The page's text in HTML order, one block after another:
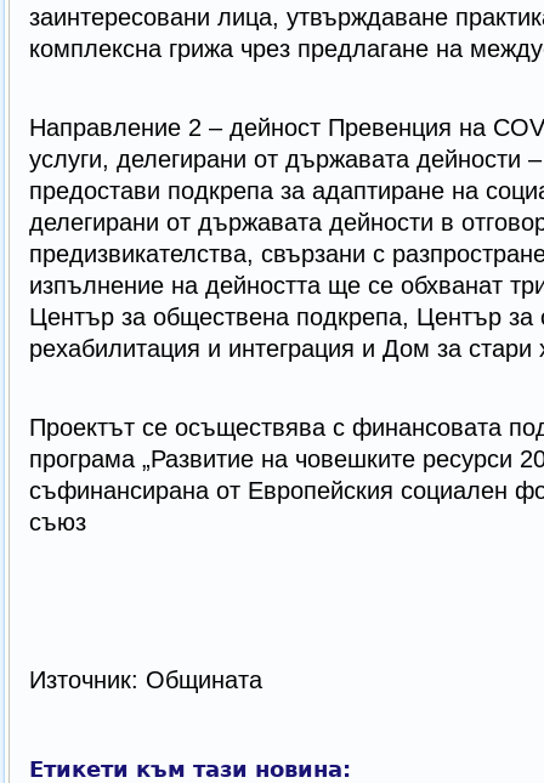
заинтересовани лица, утвърждаване
комплексна грижа чрез предлагане на
Направление 2 – дейност Превенция на
услуги, делегирани от държавата дейности
предостави подкрепа за адаптиране на
делегирани от държавата дейности в
предизвикателства, свързани с
изпълнение на дейността ще се обхванат
Център за обществена подкрепа, Център за
рехабилитация и интеграция и Дом за стари
Проектът се осъществява с финансовата
програма „Развитие на човешките ресурси
съфинансирана от Европейския социален
съюз
Източник: Общината
Етикети към тази новина: